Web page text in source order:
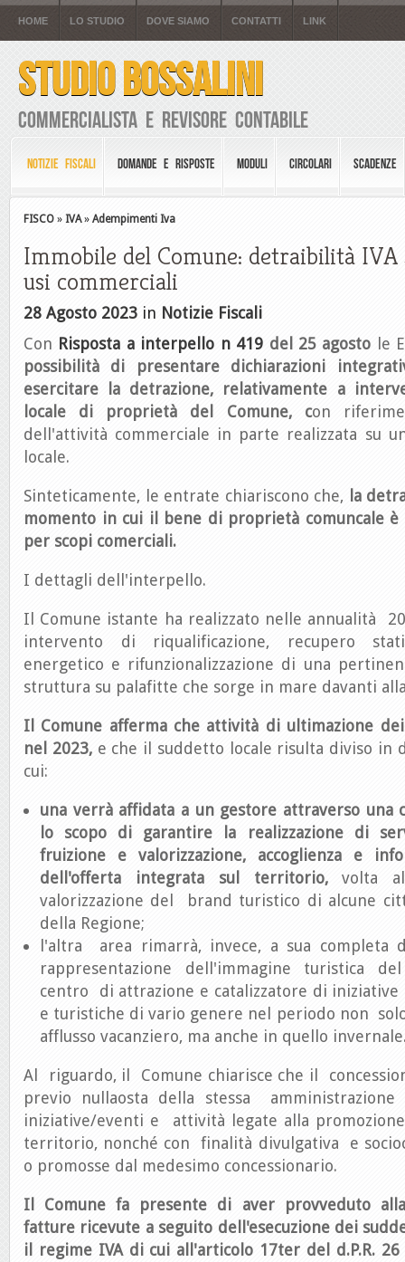
HOME LO STUDIO DOVE SIAMO CONTATTI LINK
STUDIO BOSSALINI
Commercialista e Revisore Contabile
NOTIZIE FISCALI DOMANDE E RISPOSTE MODULI CIRCOLARI SCADENZE
FISCO » IVA» Adempimenti Iva
Immobile del Comune: detraibilità IVA
usi commerciali
28 Agosto 2023 in Notizie Fiscali
Con Risposta a interpello n 419 del 25 agosto le
possibilità di presentare dichiarazioni
esercitare la detrazione, relativamente a
locale di proprietà del Comune, con
dell'attività commerciale in parte realizzata su
locale.
Sinteticamente, le entrate chiariscono che,
la
momento in cui il bene di proprietà comuncale
per scopi comerciali.
I dettagli dell'interpello.
Il Comune istante ha realizzato nelle annualità
intervento di riqualificazione, recupero
energetico e rifunzionalizzazione di una
struttura su palafitte che sorge in mare davanti
Il Comune afferma che attività di ultimazione
nel 2023,e che il suddetto locale risulta diviso in
cui:
una verrà affidata a un gestore attraverso una
lo scopo di garantire la realizzazione di
fruizione e valorizzazione, accoglienza e
dell'offerta integrata sul territorio,volta
valorizzazione del brand turistico di alcune
della Regione; ­
l'altra area rimarrà, invece, a sua completa
rappresentazione dell'immagine turistica
centro di attrazione e catalizzatore di
e turistiche di vario genere nel periodo non
afflusso vacanziero, ma anche in quello
Al riguardo, il Comune chiarisce che il
previo nulla­osta della stessa
iniziative/eventi e attività legate alla
territorio, nonché con finalità divulgativa e
o promosse dal medesimo concessionario.
Il Comune fa presente di aver provveduto
fatture ricevute a seguito dell'esecuzione dei
il regime IVA di cui all'articolo 17­ter del d.P.R.